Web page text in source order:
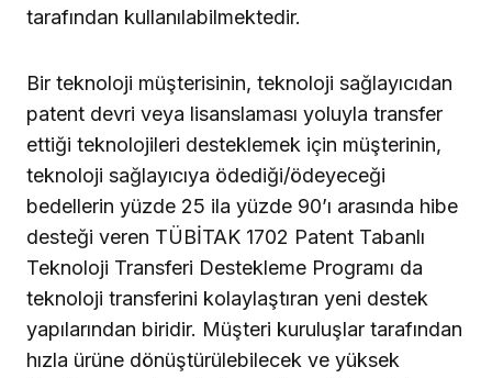
tarafından kullanılabilmektedir.
Bir teknoloji müşterisinin, teknoloji sağlayıcıdan
patent devri veya lisanslaması yoluyla transfer
ettiği teknolojileri desteklemek için müşterinin,
teknoloji sağlayıcıya ödediği/ödeyeceği
bedellerin yüzde 25 ila yüzde 90’ı arasında hibe
desteği veren TÜBİTAK 1702 Patent Tabanlı
Teknoloji Transferi Destekleme Programı da
teknoloji transferini kolaylaştıran yeni destek
yapılarından biridir. Müşteri kuruluşlar tarafından
hızla ürüne dönüştürülebilecek ve yüksek